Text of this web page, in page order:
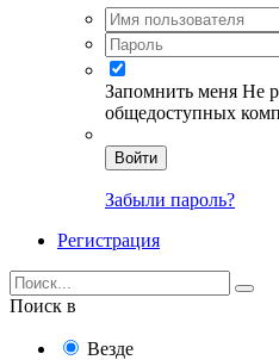
Запомнить меня Не
общедоступных
Войти
Забыли пароль?
Регистрация
Поиск в
Везде